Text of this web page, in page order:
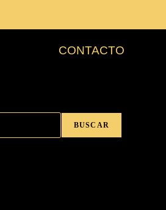
CONTACTO
BUSCAR